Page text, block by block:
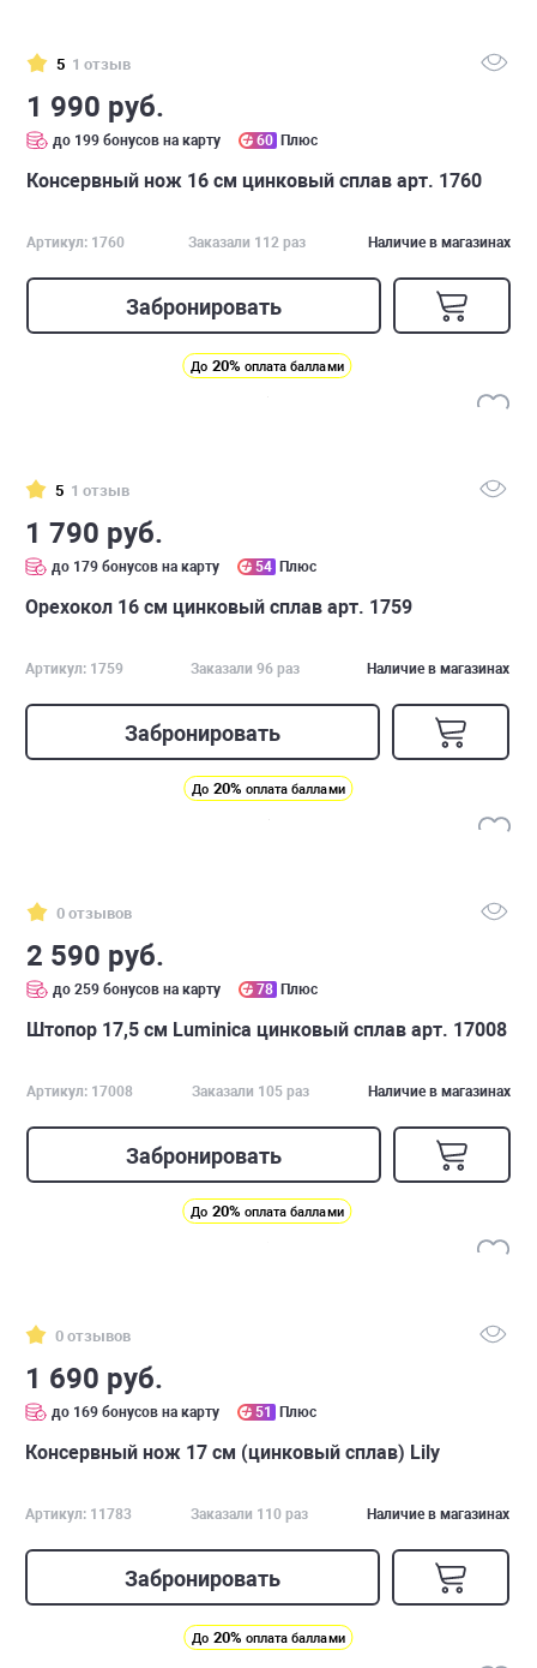
5 1 отзыв
1 990 руб.
до 199 бонусов на карту 60 Плюс
Консервный нож 16 см цинковый сплав арт. 1760
Артикул: 1760 Заказали 112 раз Наличие в магазинах
Забронировать
До 20% оплата баллами
5 1 отзыв
1 790 руб.
до 179 бонусов на карту 54 Плюс
Орехокол 16 см цинковый сплав арт. 1759
Артикул: 1759 Заказали 96 раз Наличие в магазинах
Забронировать
До 20% оплата баллами
0 отзывов
2 590 руб.
до 259 бонусов на карту 78 Плюс
Штопор 17,5 см Luminica цинковый сплав арт. 17008
Артикул: 17008 Заказали 105 раз Наличие в магазинах
Забронировать
До 20% оплата баллами
0 отзывов
1 690 руб.
до 169 бонусов на карту 51 Плюс
Консервный нож 17 см (цинковый сплав) Lily
Артикул: 11783 Заказали 110 раз Наличие в магазинах
Забронировать
До 20% оплата баллами